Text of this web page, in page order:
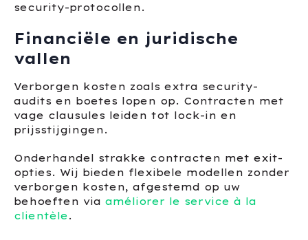
security-protocollen.
Financiële en juridische
vallen
Verborgen kosten zoals extra security-
audits en boetes lopen op. Contracten met
vage clausules leiden tot lock-in en
prijsstijgingen.
Onderhandel strakke contracten met exit-
opties. Wij bieden flexibele modellen zonder
verborgen kosten, afgestemd op uw
behoeften via améliorer le service à la
clientèle.